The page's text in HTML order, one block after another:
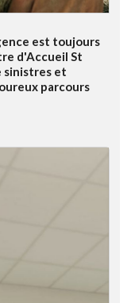
est toujours
d'Accueil St
sinistres et
parcours